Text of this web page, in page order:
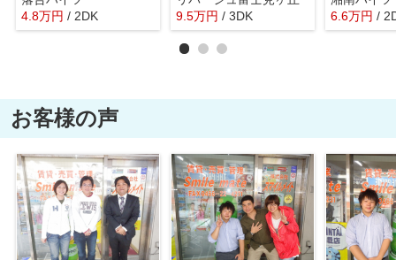
4.8万円 / 2DK
9.5万円 / 3DK
6.6万円 /
お客様の声